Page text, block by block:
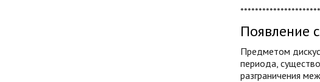
Появление
Предметом
периода,
разграничения